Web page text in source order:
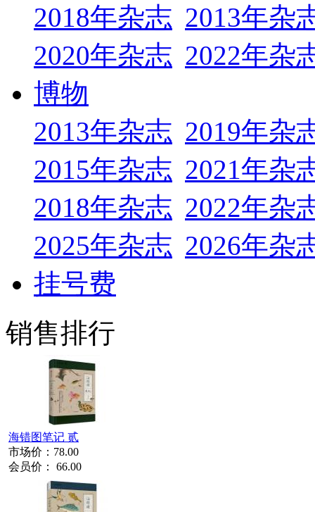
2018年杂志 2013年杂
2020年杂志 2022年杂
博物
2013年杂志 2019年杂
2015年杂志 2021年杂
2018年杂志 2022年杂
2025年杂志 2026年杂
挂号费
销售排行
海错图笔记 贰
市场价： 78.00
会员价： 66.00